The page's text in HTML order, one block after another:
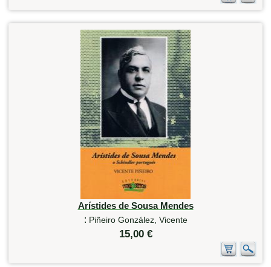
Arístides de Sousa Mendes
: Piñeiro González, Vicente
15,00 €